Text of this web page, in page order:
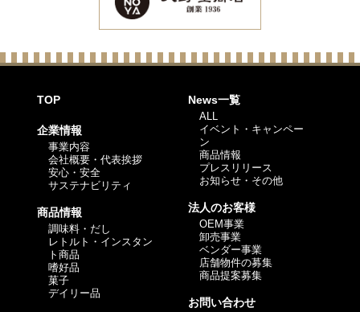
TOP
企業情報
事業内容
会社概要・代表挨拶
安心・安全
サステナビリティ
商品情報
調味料・だし
レトルト・インスタン
ト商品
嗜好品
菓子
デイリー品
News一覧
ALL
イベント・キャンペー
ン
商品情報
プレスリリース
お知らせ・その他
法人のお客様
OEM事業
卸売事業
ベンダー事業
店舗物件の募集
商品提案募集
お問い合わせ